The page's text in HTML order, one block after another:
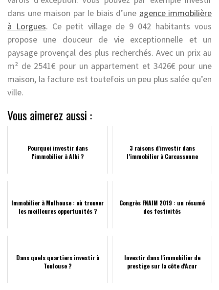
dans une maison par le biais d’une agence immobilière
à Lorgues. Ce petit village de 9 042 habitants vous
propose une douceur de vie exceptionnelle et un
paysage provençal des plus recherchés. Avec un prix au
m² de 2541€ pour un appartement et 3426€ pour une
maison, la facture est toutefois un peu plus salée qu’en
ville.
Vous aimerez aussi :
Pourquoi investir dans
l'immobilier à Albi ?
3 raisons d'investir dans
l’immobilier à Carcassonne
Immobilier à Mulhouse : où trouver
les meilleures opportunités ?
Congrès FNAIM 2019 : un résumé
des festivités
Dans quels quartiers investir à
Toulouse ?
Investir dans l'immobilier de
prestige sur la côte d'Azur